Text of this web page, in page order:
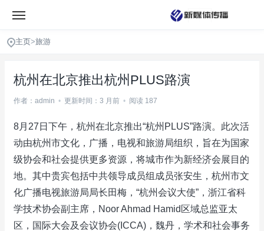
主页>旅游
杭州在北京推出杭州PLUS路演
作者：admin • 更新时间：3 月前 • 阅读 187
8月27日下午，杭州在北京推出“杭州PLUS”路演。此次活
动由杭州市文化，广播，电视和旅游局组织，旨在为国家
级协会和社会提供更多资源，将城市作为新经济会展目的
地。其中贵宾包括中共领导成员组成员张安生，杭州市文
化广播电视旅游局局长田梅，“杭州会议大使”，浙江省科
学技术协会副主席，Noor Ahmad Hamid区域总监亚太
区，国际大会及会议协会(ICCA)，魏丹，学术和社会事务